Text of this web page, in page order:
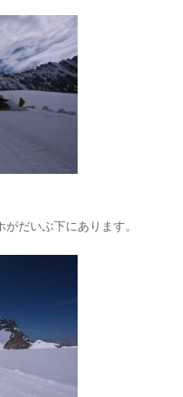
だいぶ下にあります。